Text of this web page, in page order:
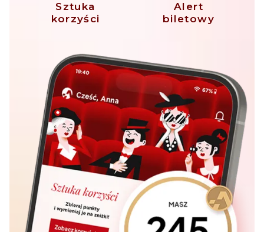
Sztuka
korzyści
Alert
biletowy